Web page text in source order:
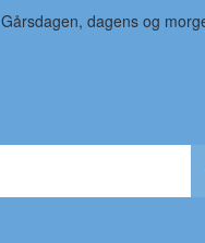
Gårsdagen, dagens og